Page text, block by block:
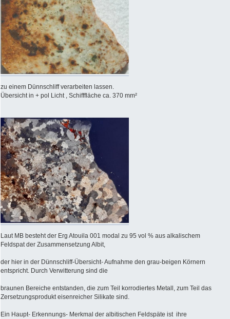
zu einem Dünnschliff verarbeiten lassen.
Übersicht in + pol Licht , Schifffläche ca. 370 mm²
Laut MB besteht der Erg Atouila 001 modal zu 95 vol % aus alkalischem
Feldspat der Zusammensetzung Albit,
der hier in der Dünnschliff-Übersicht- Aufnahme den grau-beigen Körnern
entspricht. Durch Verwitterung sind die
braunen Bereiche entstanden, die zum Teil korrodiertes Metall, zum Teil das
Zersetzungsprodukt eisenreicher Silikate sind.
Ein Haupt- Erkennungs- Merkmal der albitischen Feldspäte ist ihre